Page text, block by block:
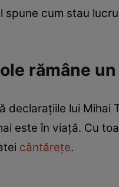
cum stau
rămâne
lui Mihai
este în viață. Cu
cântărețe.